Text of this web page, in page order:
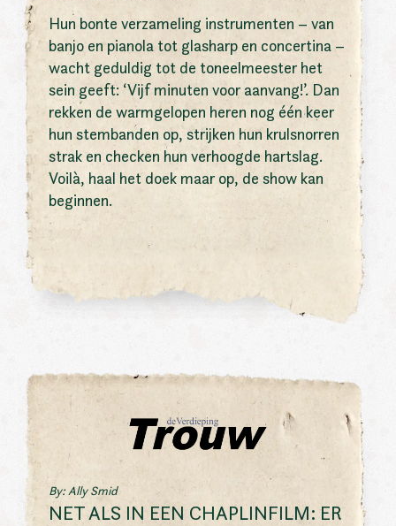
Hun bonte verzameling instrumenten – van
banjo en pianola tot glasharp en concertina –
wacht geduldig tot de toneelmeester het
sein geeft: ‘Vijf minuten voor aanvang!’. Dan
rekken de warmgelopen heren nog één keer
hun stembanden op, strijken hun krulsnorren
strak en checken hun verhoogde hartslag.
Voilà, haal het doek maar op, de show kan
beginnen.
By: Ally Smid
NET ALS IN EEN CHAPLINFILM: ER